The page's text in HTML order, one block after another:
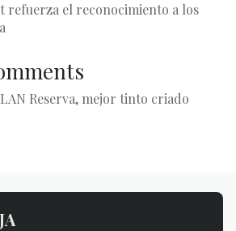
refuerza el reconocimiento a los
LAN Reserva, mejor tinto criado